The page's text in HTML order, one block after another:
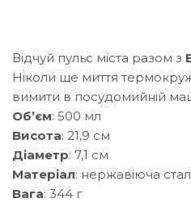
Відчуй пульс міста разом з
Ніколи ще миття
вимити в посудомийній
Об’єм: 500 мл
Висота: 21,9 см
Діаметр: 7,1 см
Матеріал: нержавіюча
Вага: 344 г